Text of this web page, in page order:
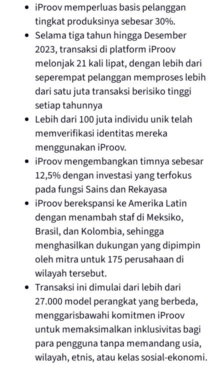
iProov memperluas basis pelanggan
tingkat produksinya sebesar 30%.
Selama tiga tahun hingga Desember
2023, transaksi di platform iProov
melonjak 21 kali lipat, dengan lebih dari
seperempat pelanggan memproses lebih
dari satu juta transaksi berisiko tinggi
setiap tahunnya
Lebih dari 100 juta individu unik telah
memverifikasi identitas mereka
menggunakan iProov.
iProov mengembangkan timnya sebesar
12,5% dengan investasi yang terfokus
pada fungsi Sains dan Rekayasa
iProov berekspansi ke Amerika Latin
dengan menambah staf di Meksiko,
Brasil, dan Kolombia, sehingga
menghasilkan dukungan yang dipimpin
oleh mitra untuk 175 perusahaan di
wilayah tersebut.
Transaksi ini dimulai dari lebih dari
27.000 model perangkat yang berbeda,
menggarisbawahi komitmen iProov
untuk memaksimalkan inklusivitas bagi
para pengguna tanpa memandang usia,
wilayah, etnis, atau kelas sosial-ekonomi.